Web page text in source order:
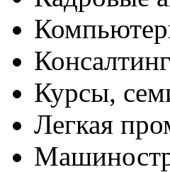
Консалтинг
Курсы,
Легкая